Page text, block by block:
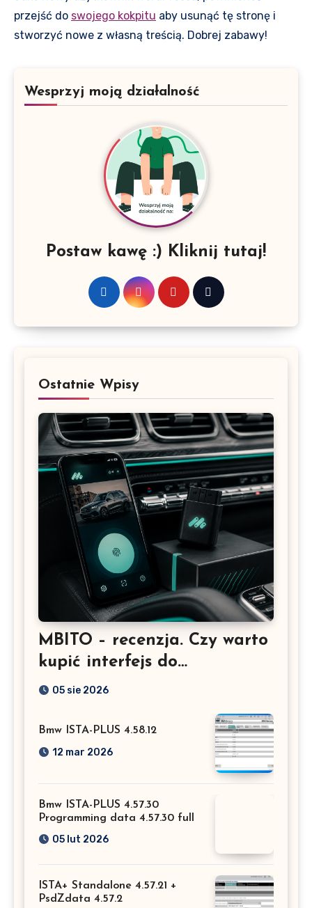
przejść do swojego kokpitu aby usunąć tę stronę i
stworzyć nowe z własną treścią. Dobrej zabawy!
Wesprzyj moją działalność
Postaw kawę :) Kliknij tutaj!
Ostatnie Wpisy
MBITO – recenzja. Czy warto
kupić interfejs do
Mercedesa? Test, opinia i
05 sie 2026
Bmw ISTA-PLUS 4.58.12
12 mar 2026
Bmw ISTA-PLUS 4.57.30
Programming data 4.57.30 full
05 lut 2026
ISTA+ Standalone 4.57.21 +
PsdZdata 4.57.2